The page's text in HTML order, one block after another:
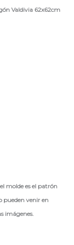
Valdivia 62x62cm
molde es el patrón
pueden venir en
imágenes.